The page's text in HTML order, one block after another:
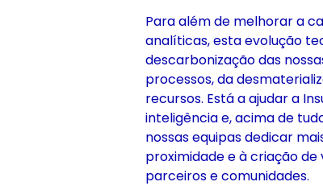
Para além de melhorar a
analíticas, esta evolução
descarbonização das
processos, da
recursos. Está a ajudar a
inteligência e, acima de
nossas equipas dedicar
proximidade e à criação
parceiros e comunidades.